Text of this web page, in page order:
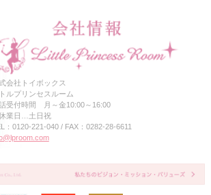
会社トイボックス
ルプリンセスルーム
受付時間 月～金10:00～16:00
業日…土日祝
：0120-221-040 / FAX：0282-28-6611